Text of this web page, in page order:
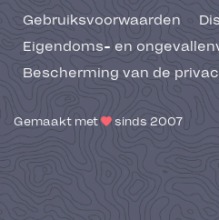
Gebruiksvoorwaarden
Eigendoms- en
Bescherming van de
Gemaakt met sinds 2007